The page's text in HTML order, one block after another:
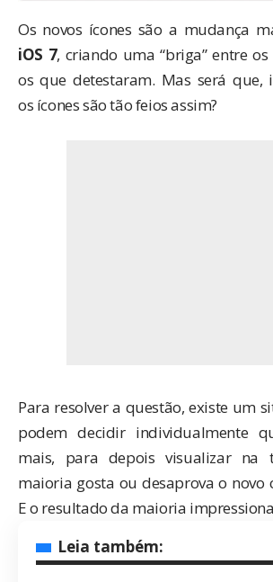
Os novos ícones são a mudança
iOS 7, criando uma “briga” entre
os que detestaram. Mas será que,
os ícones são tão feios assim?
Para resolver a questão, existe um
podem decidir individualmente
mais, para depois visualizar na
maioria gosta ou desaprova o novo
E o resultado da maioria
Leia também: